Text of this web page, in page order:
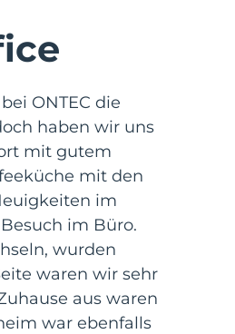
ONTEC die
haben wir uns
mit gutem
mit den
im
im Büro.
wurden
waren wir sehr
aus waren
war ebenfalls